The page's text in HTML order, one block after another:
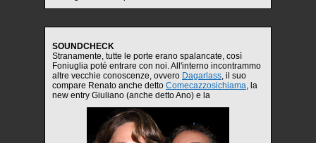
SOUNDCHECK
Stranamente, tutte le porte erano spalancate, così
Foniuglia poté entrare con noi. All'interno incontrammo
altre vecchie conoscenze, ovvero Dagarlass , il suo
compare Renato anche detto Comecazzosichiama , la
new entry Giuliano (anche detto Ano) e la